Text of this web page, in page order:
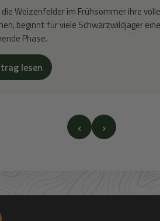
Weizenfelder im Frühsommer ihre
beginnt für viele Schwarzwildjäger eine
Phase.
lesen
‹ ›